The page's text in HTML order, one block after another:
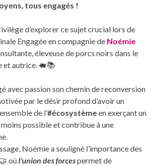
tous engagés !
d’explorer ce sujet crucial lors de
Engagée en compagnie de Noémie
éleveuse de porcs noirs dans le
et autrice. 🐖📚
avec passion son chemin de reconversion
par le désir profond d’avoir un
de l’#écosystèmeen exerçant un
possible et contribue à une
Noémie a souligné l’importance des
oùl’union des forcespermet de